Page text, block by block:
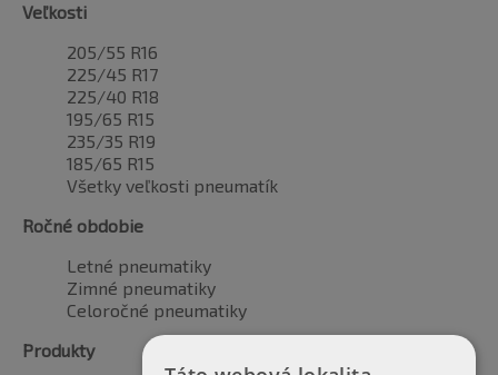
Veľkosti
205/55 R16
225/45 R17
225/40 R18
195/65 R15
235/35 R19
185/65 R15
Všetky veľkosti pneumatík
Ročné obdobie
Letné pneumatiky
Zimné pneumatiky
Celoročné pneumatiky
Produkty